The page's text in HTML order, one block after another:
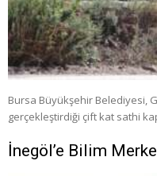
Bursa Büyükşehir Belediyesi,
gerçekleştirdiği çift kat sathi
İnegöl’e Bilim